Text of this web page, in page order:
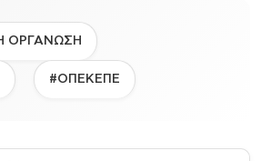
ΟΡΓΑΝΩΣΗ
#ΟΠΕΚΕΠΕ